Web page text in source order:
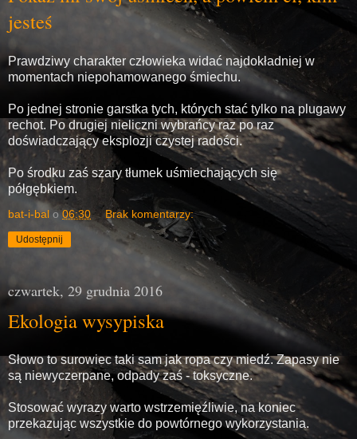
jesteś
Prawdziwy charakter człowieka widać najdokładniej w
momentach niepohamowanego śmiechu.
Po jednej stronie garstka tych, których stać tylko na plugawy
rechot. Po drugiej nieliczni wybrańcy raz po raz
doświadczający eksplozji czystej radości.
Po środku zaś szary tłumek uśmiechających się
półgębkiem.
bat-i-bal o06:30 Brak komentarzy:
Udostępnij
czwartek, 29 grudnia 2016
Ekologia wysypiska
Słowo to surowiec taki sam jak ropa czy miedź. Zapasy nie
są niewyczerpane, odpady zaś - toksyczne.
Stosować wyrazy warto wstrzemięźliwie, na koniec
przekazując wszystkie do powtórnego wykorzystania.